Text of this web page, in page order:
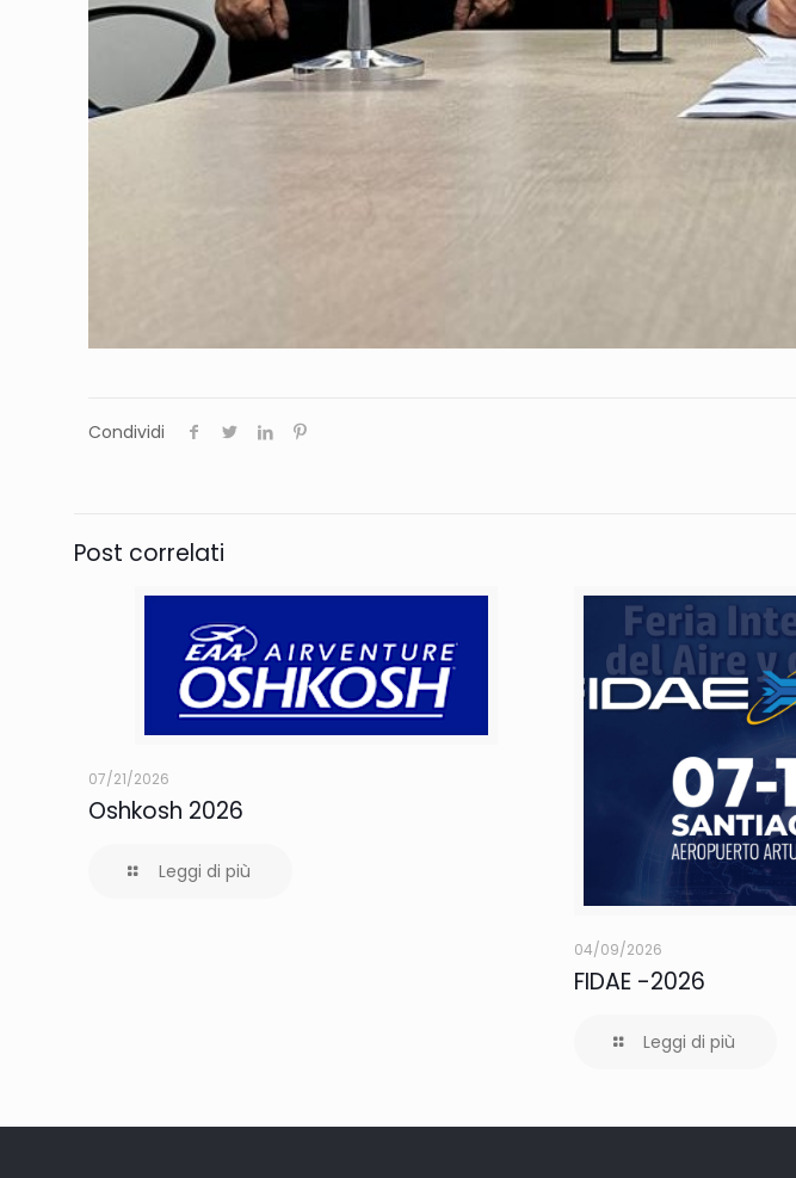
Condividi
Post correlati
07/21/2026
Oshkosh 2026
Leggi di più
04/09/2026
FIDAE -2026
Leggi di più